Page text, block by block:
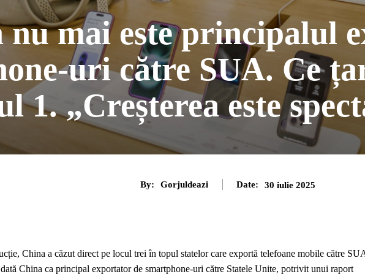
nu mai este principalul
uri către SUA. Ce
1. „Creșterea este
By: Gorjuldeazi Date: 30 iulie 2025
China a căzut direct pe locul trei în topul statelor care exportă telefoane mobile către
China ca principal exportator de smartphone-uri către Statele Unite, potrivit unui raport